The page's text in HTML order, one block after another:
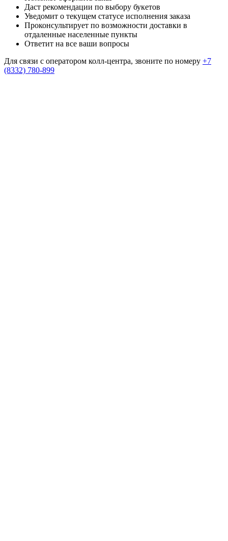
Даст рекомендации по выбору букетов
Уведомит о текущем статусе исполнения заказа
Проконсультирует по возможности доставки в
отдаленные населенные пункты
Ответит на все ваши вопросы
Для связи с оператором колл-центра, звоните по номеру +7
(8332) 780-899